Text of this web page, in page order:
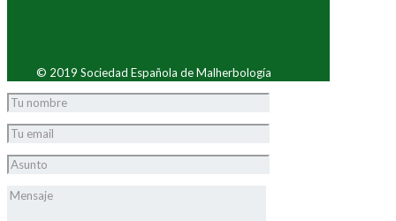
© 2019 Sociedad Española de Malherbología